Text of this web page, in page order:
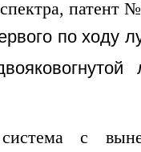
по ходу